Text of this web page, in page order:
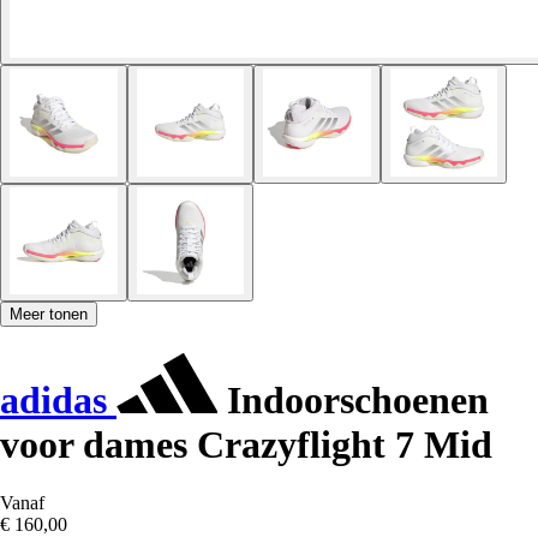
Meer tonen
adidas
Indoorschoenen
voor dames Crazyflight 7 Mid
Vanaf
€ 160,00